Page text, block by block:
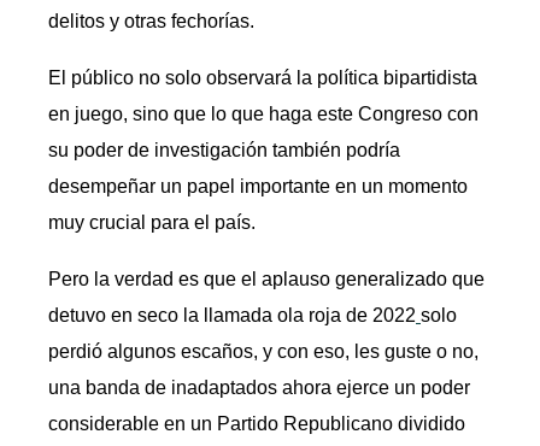
delitos y otras fechorías.
El público no solo observará la política bipartidista
en juego, sino que lo que haga este Congreso con
su poder de investigación también podría
desempeñar un papel importante en un momento
muy crucial para el país.
Pero la verdad es que el aplauso generalizado que
detuvo en seco la llamada ola roja de 2022 solo
perdió algunos escaños, y con eso, les guste o no,
una banda de inadaptados ahora ejerce un poder
considerable en un Partido Republicano dividido